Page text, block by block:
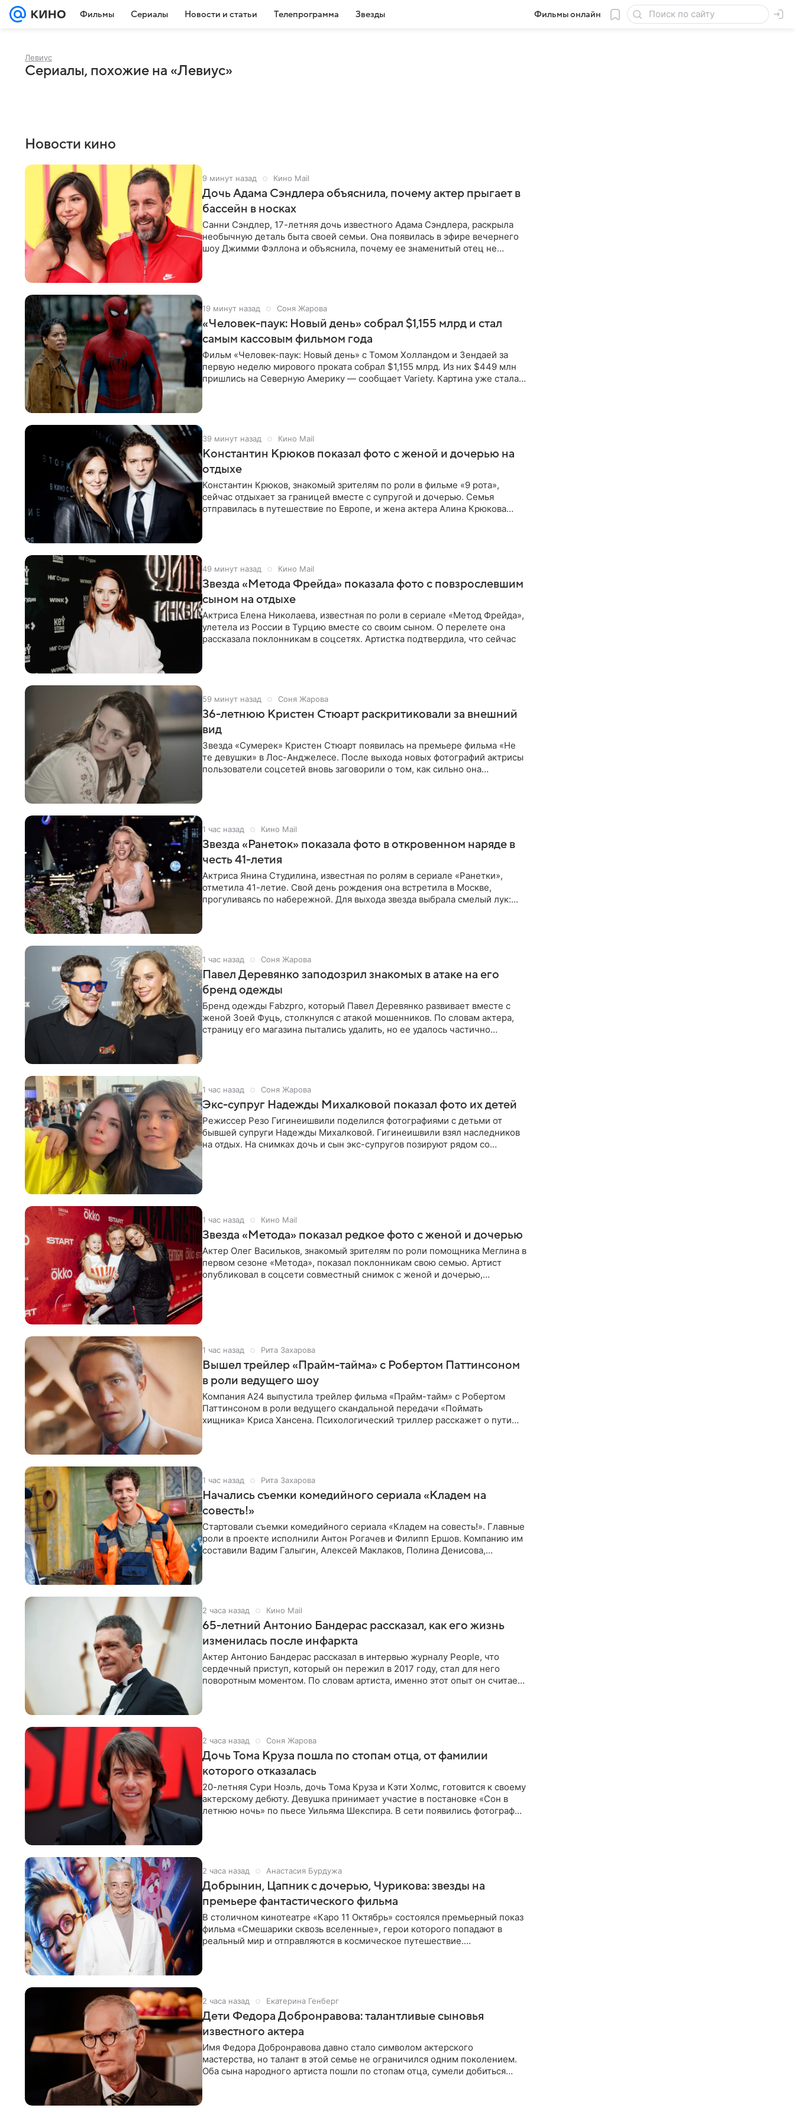
Фильмы Сериалы Новости и статьи Телепрограмма Звезды Фильмы онлайн
Левиус
Сериалы, похожие на «Левиус»
Новости кино
9 минут назад Кино Mail
Дочь Адама Сэндлера объяснила, почему актер прыгает в
бассейн в носках
Санни Сэндлер, 17-летняя дочь известного Адама Сэндлера, раскрыла
необычную деталь быта своей семьи. Она появилась в эфире вечернего
шоу Джимми Фэллона и объяснила, почему ее знаменитый отец не
19 минут назад Соня Жарова
«Человек-паук: Новый день» собрал $1,155 млрд и стал
самым кассовым фильмом года
Фильм «Человек-паук: Новый день» с Томом Холландом и Зендаей за
первую неделю мирового проката собрал $1,155 млрд. Из них $449 млн
пришлись на Северную Америку — сообщает Variety. Картина уже стала
39 минут назад Кино Mail
Константин Крюков показал фото с женой и дочерью на
отдыхе
Константин Крюков, знакомый зрителям по роли в фильме «9 рота»,
сейчас отдыхает за границей вместе с супругой и дочерью. Семья
отправилась в путешествие по Европе, и жена актера Алина Крюкова
49 минут назад Кино Mail
Звезда «Метода Фрейда» показала фото с повзрослевшим
сыном на отдыхе
Актриса Елена Николаева, известная по роли в сериале «Метод Фрейда»,
улетела из России в Турцию вместе со своим сыном. О перелете она
рассказала поклонникам в соцсетях. Артистка подтвердила, что сейчас
59 минут назад Соня Жарова
36-летнюю Кристен Стюарт раскритиковали за внешний
вид
Звезда «Сумерек» Кристен Стюарт появилась на премьере фильма «Не
те девушки» в Лос-Анджелесе. После выхода новых фотографий актрисы
пользователи соцсетей вновь заговорили о том, как сильно она
1 час назад Кино Mail
Звезда «Ранеток» показала фото в откровенном наряде в
честь 41-летия
Актриса Янина Студилина, известная по ролям в сериале «Ранетки»,
отметила 41-летие. Свой день рождения она встретила в Москве,
прогуливаясь по набережной. Для выхода звезда выбрала смелый лук:
1 час назад Соня Жарова
Павел Деревянко заподозрил знакомых в атаке на его
бренд одежды
Бренд одежды Fabzpro, который Павел Деревянко развивает вместе с
женой Зоей Фуць, столкнулся с атакой мошенников. По словам актера,
страницу его магазина пытались удалить, но ее удалось частично
1 час назад Соня Жарова
Экс-супруг Надежды Михалковой показал фото их детей
Режиссер Резо Гигинеишвили поделился фотографиями с детьми от
бывшей супруги Надежды Михалковой. Гигинеишвили взял наследников
на отдых. На снимках дочь и сын экс-супругов позируют рядом со
1 час назад Кино Mail
Звезда «Метода» показал редкое фото с женой и дочерью
Актер Олег Васильков, знакомый зрителям по роли помощника Меглина в
первом сезоне «Метода», показал поклонникам свою семью. Артист
опубликовал в соцсети совместный снимок с женой и дочерью,
1 час назад Рита Захарова
Вышел трейлер «Прайм-тайма» с Робертом Паттинсоном
в роли ведущего шоу
Компания A24 выпустила трейлер фильма «Прайм-тайм» с Робертом
Паттинсоном в роли ведущего скандальной передачи «Поймать
хищника» Криса Хансена. Психологический триллер расскажет о пути
1 час назад Рита Захарова
Начались съемки комедийного сериала «Кладем на
совесть!»
Стартовали съемки комедийного сериала «Кладем на совесть!». Главные
роли в проекте исполнили Антон Рогачев и Филипп Ершов. Компанию им
составили Вадим Галыгин, Алексей Маклаков, Полина Денисова,
2 часа назад Кино Mail
65-летний Антонио Бандерас рассказал, как его жизнь
изменилась после инфаркта
Актер Антонио Бандерас рассказал в интервью журналу People, что
сердечный приступ, который он пережил в 2017 году, стал для него
поворотным моментом. По словам артиста, именно этот опыт он считает
2 часа назад Соня Жарова
Дочь Тома Круза пошла по стопам отца, от фамилии
которого отказалась
20-летняя Сури Ноэль, дочь Тома Круза и Кэти Холмс, готовится к своему
актерскому дебюту. Девушка принимает участие в постановке «Сон в
летнюю ночь» по пьесе Уильяма Шекспира. В сети появились фотографии
2 часа назад Анастасия Бурдужа
Добрынин, Цапник с дочерью, Чурикова: звезды на
премьере фантастического фильма
В столичном кинотеатре «Каро 11 Октябрь» состоялся премьерный показ
фильма «Смешарики сквозь вселенные», герои которого попадают в
реальный мир и отправляются в космическое путешествие.
2 часа назад Екатерина Генберг
Дети Федора Добронравова: талантливые сыновья
известного актера
Имя Федора Добронравова давно стало символом актерского
мастерства, но талант в этой семье не ограничился одним поколением.
Оба сына народного артиста пошли по стопам отца, сумели добиться